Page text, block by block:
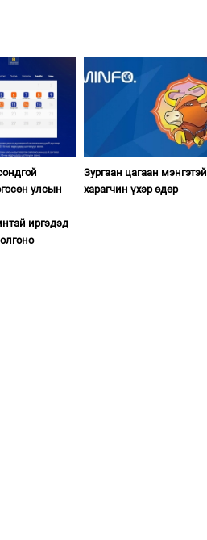
улсын
иргэдэд
Зургаан цагаан мэнгэтэй
харагчин үхэр өдөр